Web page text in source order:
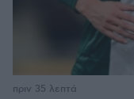
πριν 35 λεπτά